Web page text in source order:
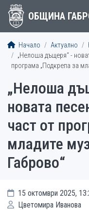
ОБЩИНА
Начало Актуално
„Нелоша дъщеря“ -
програма „Подкрепа за
„Нелоша
новата
част от
младите
Габрово“
15 октомври 2025,
Цветомира Иванова